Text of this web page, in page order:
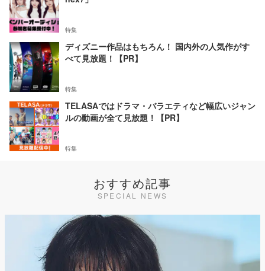
特集
ディズニー作品はもちろん！ 国内外の人気作がす
べて見放題！【PR】
特集
TELASAではドラマ・バラエティなど幅広いジャン
ルの動画が全て見放題！【PR】
特集
おすすめ記事
SPECIAL NEWS